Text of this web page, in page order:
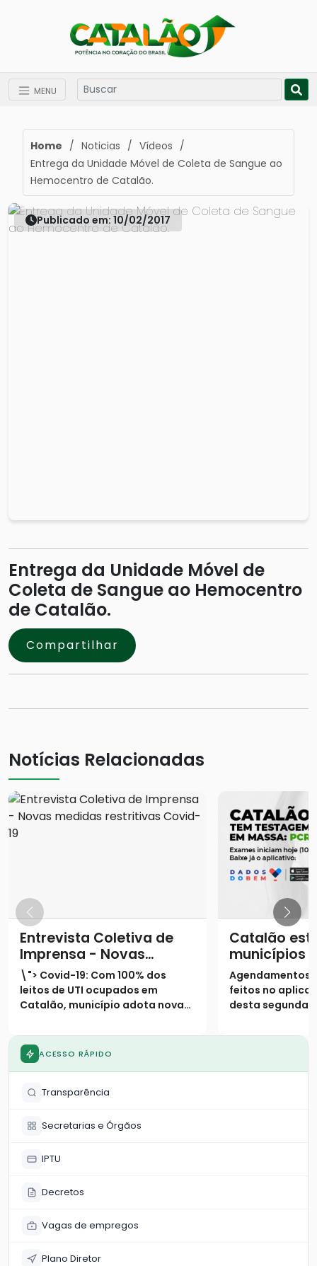
MENU
Home / Noticias / Vídeos /
Entrega da Unidade Móvel de Coleta de Sangue ao
Hemocentro de Catalão.
Publicado em: 10/02/2017
Entrega da Unidade Móvel de
Coleta de Sangue ao Hemocentro
de Catalão.
Compartilhar
Notícias Relacionadas
Entrevista Coletiva de
Imprensa - Novas
medidas restritivas
Covid-19
\"> Covid-19: Com 100% dos
leitos de UTI ocupados em
Catalão, município adota novas
exemplo do que vive o mundo e a
maior parte dos estados
brasileiros, cresce
Goias, o número de casos co
Catalão
municípios
terão
massa por
Agendamentos
feitos no
desta segunda-
semana, dia 17
ACESSO RÁPIDO
Transparência
Secretarias e Órgãos
IPTU
Decretos
Vagas de empregos
Plano Diretor